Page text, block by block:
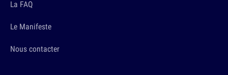
La FAQ
Le Manifeste
Nous contacter